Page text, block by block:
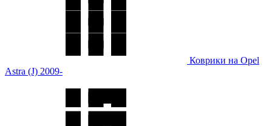
Коврики на Opel
Astra (J) 2009-